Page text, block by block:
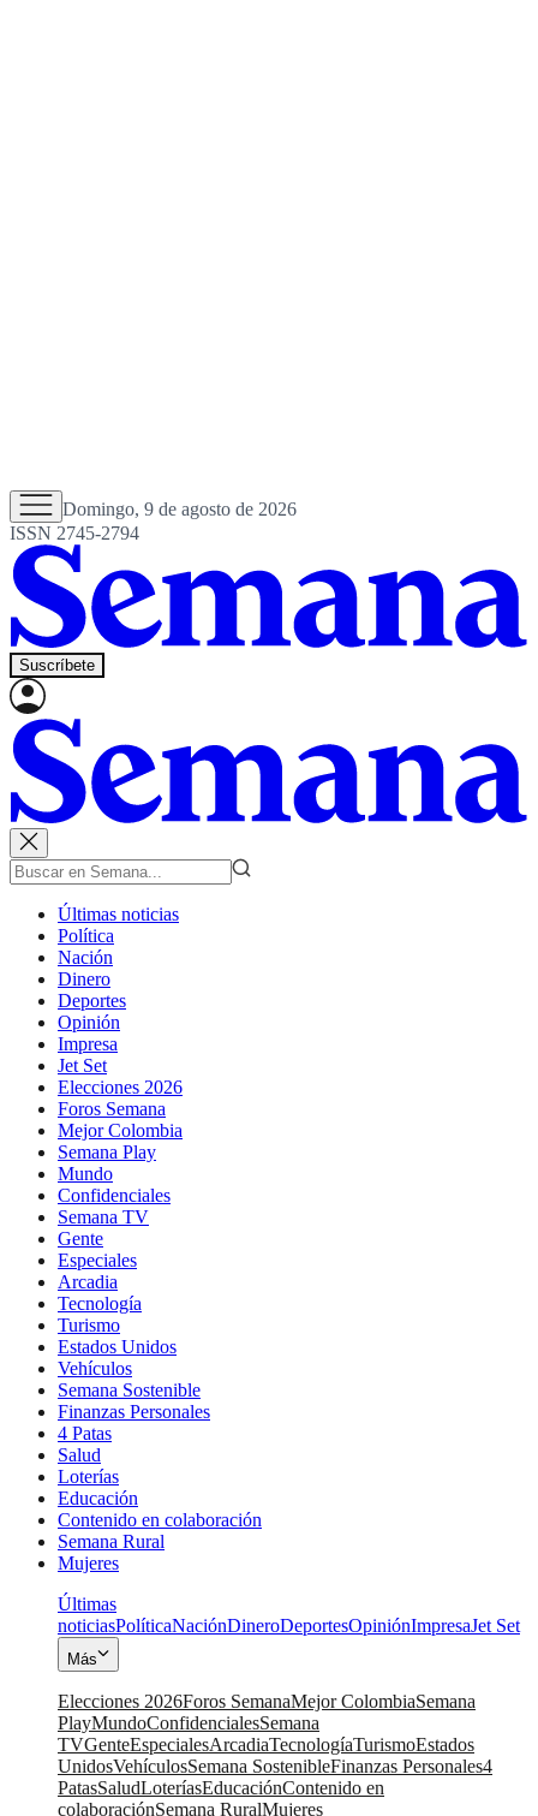
Domingo, 9 de agosto de 2026
ISSN 2745-2794
Suscríbete
Últimas noticias
Política
Nación
Dinero
Deportes
Opinión
Impresa
Jet Set
Elecciones 2026
Foros Semana
Mejor Colombia
Semana Play
Mundo
Confidenciales
Semana TV
Gente
Especiales
Arcadia
Tecnología
Turismo
Estados Unidos
Vehículos
Semana Sostenible
Finanzas Personales
4 Patas
Salud
Loterías
Educación
Contenido en colaboración
Semana Rural
Mujeres
Últimas
noticiasPolíticaNaciónDineroDeportesOpiniónImpresaJet Set
Más
Elecciones 2026Foros SemanaMejor ColombiaSemana
PlayMundoConfidencialesSemana
TVGenteEspecialesArcadiaTecnologíaTurismoEstados
UnidosVehículosSemana SostenibleFinanzas Personales4
PatasSaludLoteríasEducaciónContenido en
colaboraciónSemana RuralMujeres